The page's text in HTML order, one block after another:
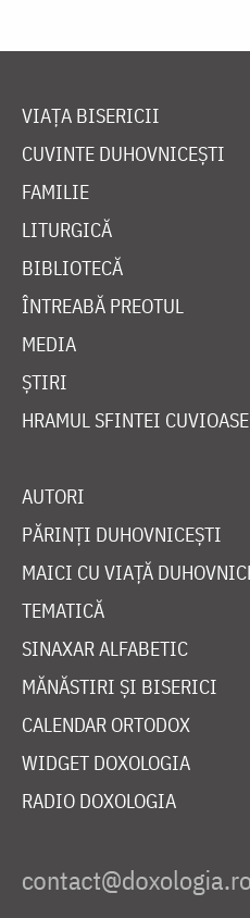
VIAȚA BISERICII
CUVINTE DUHOVNICEȘTI
FAMILIE
LITURGICĂ
BIBLIOTECĂ
ÎNTREABĂ PREOTUL
MEDIA
ȘTIRI
HRAMUL SFINTEI
AUTORI
PĂRINȚI DUHOVNICEȘTI
MAICI CU VIAȚĂ
TEMATICĂ
SINAXAR ALFABETIC
MĂNĂSTIRI ȘI BISERICI
CALENDAR ORTODOX
WIDGET DOXOLOGIA
RADIO DOXOLOGIA